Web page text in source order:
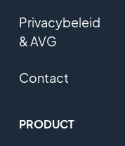
Privacybeleid
& AVG
Contact
PRODUCT